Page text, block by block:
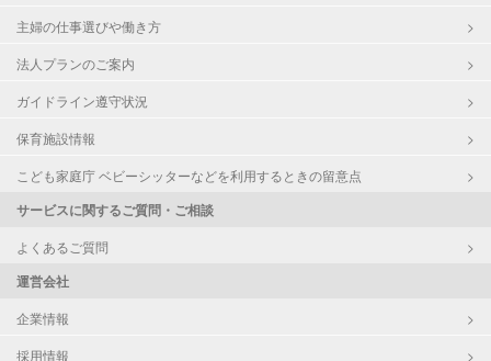
主婦の仕事選びや働き方
法人プランのご案内
ガイドライン遵守状況
保育施設情報
こども家庭庁 ベビーシッターなどを利用するときの留意点
サービスに関するご質問・ご相談
よくあるご質問
運営会社
企業情報
採用情報